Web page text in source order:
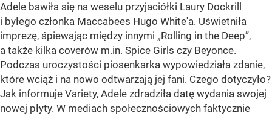
Adele bawiła się na weselu przyjaciółki Laury Dockrill
i byłego członka Maccabees Hugo White'a. Uświetniła
imprezę, śpiewając między innymi „Rolling in the Deep”,
a także kilka coverów m.in. Spice Girls czy Beyonce.
Podczas uroczystości piosenkarka wypowiedziała zdanie,
które wciąż i na nowo odtwarzają jej fani. Czego dotyczyło?
Jak informuje Variety, Adele zdradziła datę wydania swojej
nowej płyty. W mediach społecznościowych faktycznie